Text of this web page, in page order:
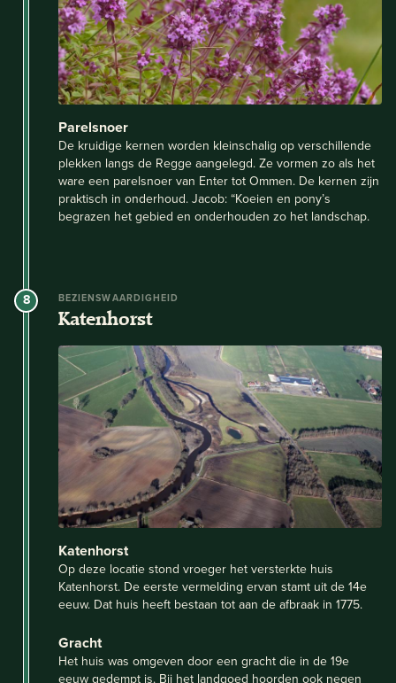
Parelsnoer
De kruidige kernen worden kleinschalig op verschillende
plekken langs de Regge aangelegd. Ze vormen zo als het
ware een parelsnoer van Enter tot Ommen. De kernen zijn
praktisch in onderhoud. Jacob: “Koeien en pony’s
begrazen het gebied en onderhouden zo het landschap.
8 BEZIENSWAARDIGHEID
Katenhorst
Katenhorst
Op deze locatie stond vroeger het versterkte huis
Katenhorst. De eerste vermelding ervan stamt uit de 14e
eeuw. Dat huis heeft bestaan tot aan de afbraak in 1775.
Gracht
Het huis was omgeven door een gracht die in de 19e
eeuw gedempt is. Bij het landgoed hoorden ook negen